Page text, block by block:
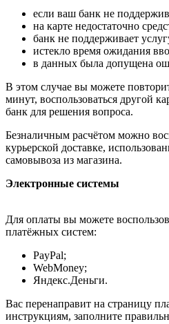
если ваш банк не
на карте недостаточно
банк не поддерживает
истекло время ожидания
в данных была допущена
В этом случае вы можете
минут, воспользоваться другой
банк для решения вопроса.
Безналичным расчётом можно
курьерской доставке,
самовывоза из магазина.
Электронные системы
Для оплаты вы можете
платёжных систем:
PayPal;
WebMoney;
Яндекс.Деньги.
Вас перенаправит на страницу
инструкциям, заполните